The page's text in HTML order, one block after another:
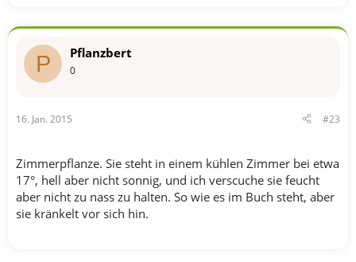
P Pflanzbert
0
16. Jan. 2015 #23
Zimmerpflanze. Sie steht in einem kühlen Zimmer bei etwa
17°, hell aber nicht sonnig, und ich verscuche sie feucht
aber nicht zu nass zu halten. So wie es im Buch steht, aber
sie kränkelt vor sich hin.